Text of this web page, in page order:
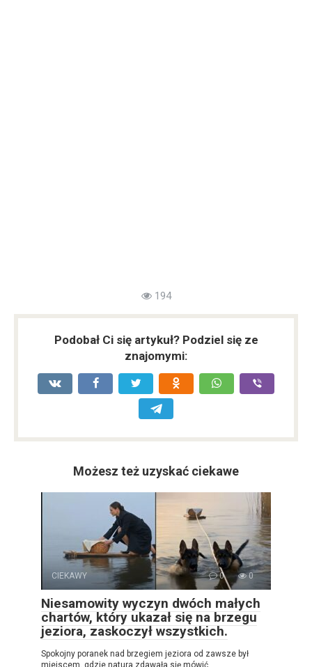
194
Podobał Ci się artykuł? Podziel się ze
znajomymi:
Możesz też uzyskać ciekawe
CIEKAWY 0 0
Niesamowity wyczyn dwóch małych
chartów, który ukazał się na brzegu
jeziora, zaskoczył wszystkich.
Spokojny poranek nad brzegiem jeziora od zawsze był
miejscem, gdzie natura zdawała się mówić